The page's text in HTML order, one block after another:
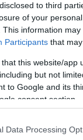
to third
of your
This information
Participants that
that this website/
but not
to Google and its
consent section.
Data Processing
απλοί
του
στην